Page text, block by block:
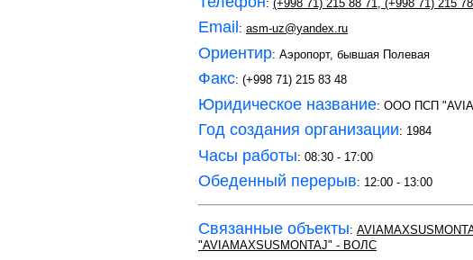
: (+998 71) 215 88 71 (+998 71) 215
Email : asm-uz@yandex.ru
Ориентир: Аэропорт, бывшая Полевая
Факс: (+998 71) 215 83 48
Юридическое название: ООО ПСП
Год создания организации: 1984
Часы работы: 08:30 - 17:00
Обеденный перерыв: 12:00 - 13:00
Связанные объекты:
"AVIAMAXSUSMONTAJ" - ВОЛС